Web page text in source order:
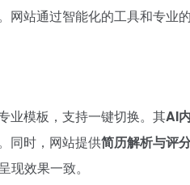
站通过智能化的工具和专业
业模板，支持一键切换。其AI
同时，网站提供简历解析与评
现效果一致。